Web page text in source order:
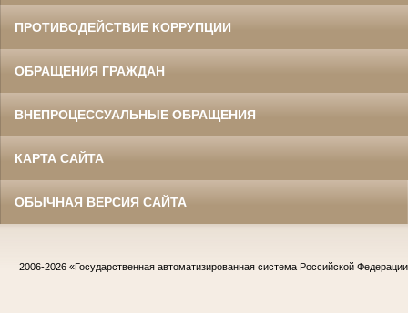
ПРОТИВОДЕЙСТВИЕ КОРРУПЦИИ
ОБРАЩЕНИЯ ГРАЖДАН
ВНЕПРОЦЕССУАЛЬНЫЕ ОБРАЩЕНИЯ
КАРТА САЙТА
ОБЫЧНАЯ ВЕРСИЯ САЙТА
2006-2026 «Государственная автоматизированная система Российской